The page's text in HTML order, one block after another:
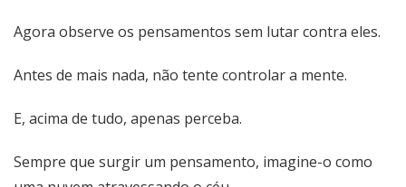
Agora observe os pensamentos sem lutar contra eles.
Antes de mais nada, não tente controlar a mente.
E, acima de tudo, apenas perceba.
Sempre que surgir um pensamento, imagine-o como